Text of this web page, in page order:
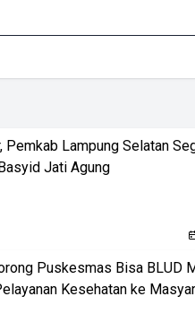
Pemkab Lampung Selatan
Jati Agung
Puskesmas Bisa BLUD
Kesehatan ke